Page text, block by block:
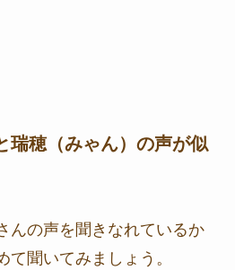
穂（みゃん）の声が似
んの声を聞きなれているか
て聞いてみましょう。